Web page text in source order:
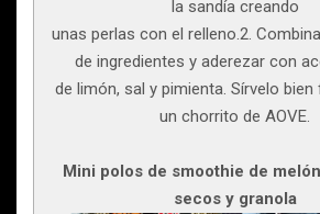
la sandía creando
unas perlas con el relleno.2.
de ingredientes y aderezar con
de limón, sal y pimienta. Sírvelo bien
un chorrito de AOVE.
Mini polos de smoothie de
secos y granola